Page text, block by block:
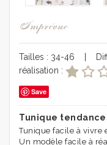
Imprévue
Tailles : 34-46 |
réalisation :
Save
Tunique
Tunique facile à vivre
Un modèle facile à